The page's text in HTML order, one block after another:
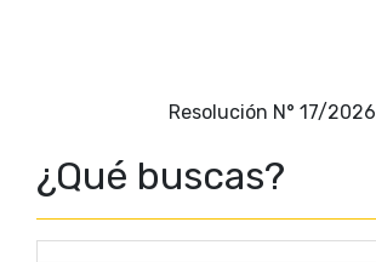
Resolución N° 17/2026
¿Qué buscas?